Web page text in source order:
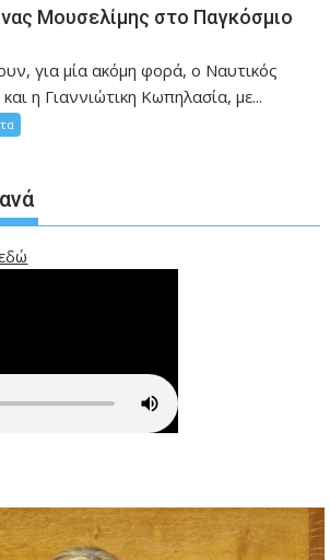
Μουσελίμης στο Παγκόσμιο
για μία ακόμη φορά, ο Ναυτικός
η Γιαννιώτικη Κωπηλασία, με...